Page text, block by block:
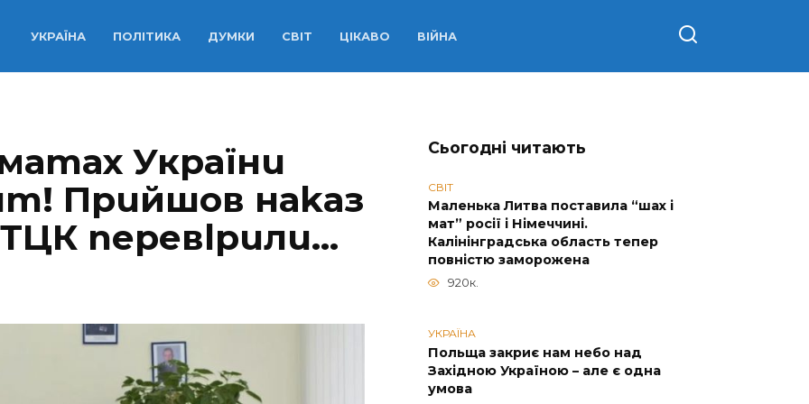
УКРАЇНА ПОЛІТИКА ДУМКИ СВІТ ЦІКАВО ВІЙНА
Українu
Прuйшов наkаз
nеревlрuлu…
Сьогодні читають
СВІТ
Маленька Литва поставила “шах і
мат” росії і Німеччині.
Калінінградська область тепер
повністю заморожена
920к.
УКРАЇНА
Польща закриє нам небо над
Західною Україною – але є одна
умова